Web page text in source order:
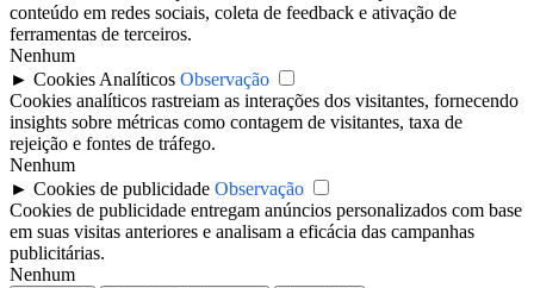
conteúdo em redes sociais, coleta de feedback e ativação de
ferramentas de terceiros.
Nenhum
► Cookies Analíticos Observação
Cookies analíticos rastreiam as interações dos visitantes, fornecendo
insights sobre métricas como contagem de visitantes, taxa de
rejeição e fontes de tráfego.
Nenhum
► Cookies de publicidade Observação
Cookies de publicidade entregam anúncios personalizados com base
em suas visitas anteriores e analisam a eficácia das campanhas
publicitárias.
Nenhum